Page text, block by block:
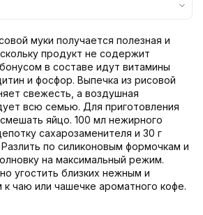
муки получается полезная и
продукт не содержит
в составе идут витамины
и фосфор. Выпечка из рисовой
свежесть, а воздушная
всю семью. Для приготовления
яйцо. 100 мл нежирного
сахарозаменителя и 30 г
по силиконовым формочкам и
на максимальный режим.
угостить близких нежным и
чаю или чашечке ароматного кофе.